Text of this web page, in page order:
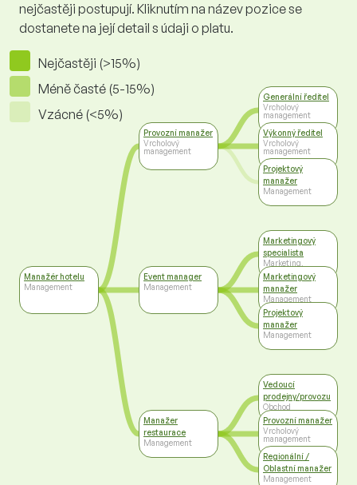
nejčastěji postupují. Kliknutím na název pozice se
dostanete na její detail s údaji o platu.
Nejčastěji (>15%)
Méně časté (5-15%)
Vzácné (<5%)
Manažér hotelu
Management
Provozní manažer
Vrcholový
management
Event manager
Management
Manažer
restaurace
Management
Generální ředitel
Vrcholový
management
Výkonný ředitel
Vrcholový
management
Projektový
manažer
Management
Marketingový
specialista
Marketing,
reklama, PR
Marketingový
manažer
Management
Projektový
manažer
Management
Vedoucí
prodejny/provozu
Obchod
Provozní manažer
Vrcholový
management
Regionální /
Oblastní manažer
Management